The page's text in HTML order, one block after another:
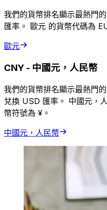
我們的貨幣排名顯示最熱門
匯率。 歐元 的貨幣代碼為
歐元
CNY - 中國元，人民幣
我們的貨幣排名顯示最熱門
兌換 USD 匯率。 中國元，
幣符號為 ¥。
中國元，人民幣